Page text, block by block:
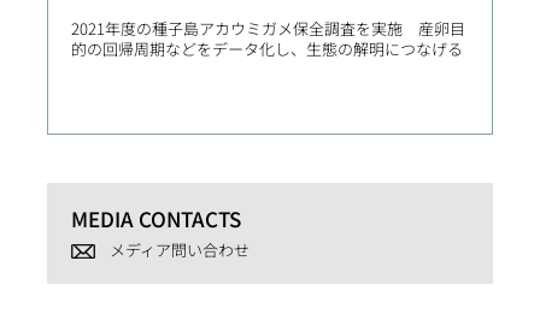
2021年度の種子島アカウミガメ保全調査を実施 産卵目
的の回帰周期などをデータ化し、生態の解明につなげる
MEDIA CONTACTS
メディア問い合わせ